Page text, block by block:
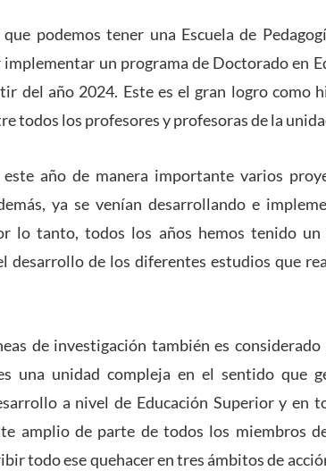
podemos tener una Escuela de
un programa de Doctorado en
del año 2024. Este es el gran logro como
todos los profesores y profesoras de la
año de manera importante varios
ya se venían desarrollando e
lo tanto, todos los años hemos tenido un
desarrollo de los diferentes estudios que
de investigación también es
una unidad compleja en el sentido que
a nivel de Educación Superior y en
amplio de parte de todos los miembros
todo ese quehacer en tres ámbitos de